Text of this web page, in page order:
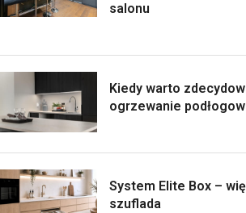
salonu
Kiedy warto
ogrzewanie
System Elite Box –
szuflada